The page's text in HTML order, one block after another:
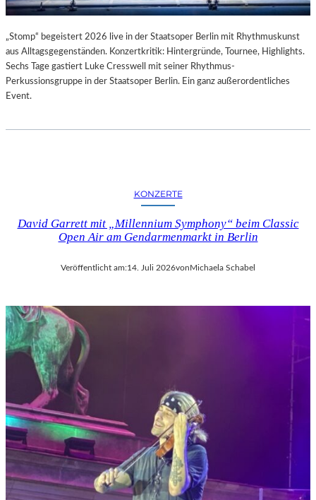
„Stomp“ begeistert 2026 live in der Staatsoper Berlin mit Rhythmuskunst
aus Alltagsgegenständen. Konzertkritik: Hintergründe, Tournee, Highlights.
Sechs Tage gastiert Luke Cresswell mit seiner Rhythmus-
Perkussionsgruppe in der Staatsoper Berlin. Ein ganz außerordentliches
Event.
KONZERTE
David Garrett mit „Millennium Symphony“ beim Classic
Open Air am Gendarmenmarkt in Berlin
Veröffentlicht am:14. Juli 2026vonMichaela Schabel